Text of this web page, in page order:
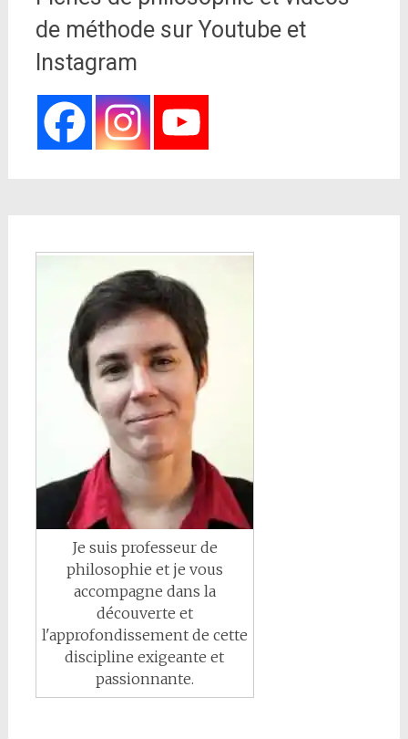
de méthode sur Youtube et
Instagram
Je suis professeur de
philosophie et je vous
accompagne dans la
découverte et
l'approfondissement de cette
discipline exigeante et
passionnante.